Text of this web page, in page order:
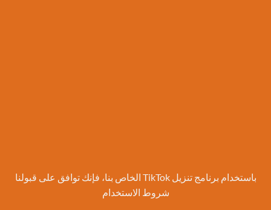
باستخدام برنامج تنزيل TikTok الخاص بنا، فإنك توافق على قبولنا
شروط الاستخدام